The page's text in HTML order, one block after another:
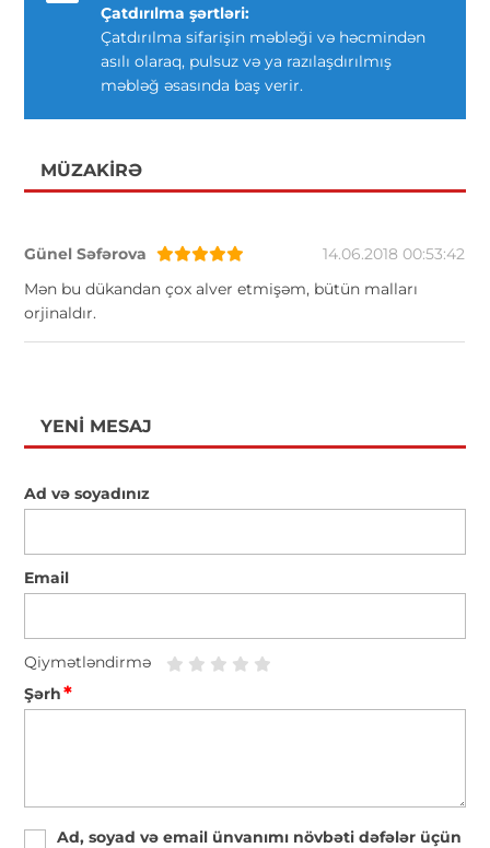
Çatdırılma şərtləri:
Çatdırılma sifarişin məbləği və həcmindən
asılı olaraq, pulsuz və ya razılaşdırılmış
məbləğ əsasında baş verir.
MÜZAKIRƏ
Günel Səfərova
14.06.2018 00:53:42
Mən bu dükandan çox alver etmişəm, bütün malları
orjinaldır.
YENI MESAJ
Ad və soyadınız
Email
Qiymətləndirmə
Şərh*
Ad, soyad və email ünvanımı növbəti dəfələr üçün